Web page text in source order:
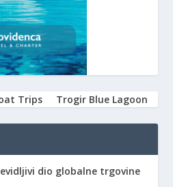
Trips Trogir Blue Lagoon
dio globalne trgovine